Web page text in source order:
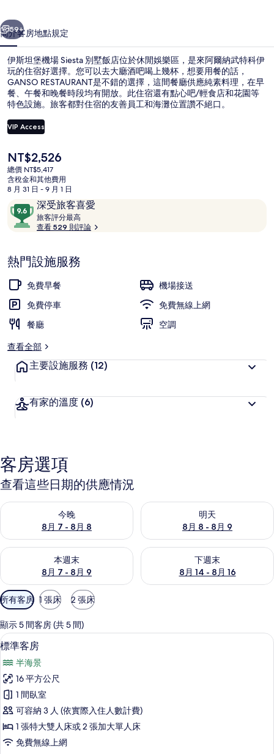
別
墅
飯
店
的
相
集
個 下一個
59+
簡介客房地點規定
伊斯坦堡機場 Siesta 別墅飯店位於休閒娛樂區，是來阿爾納武特科伊
玩的住宿好選擇。您可以去大廳酒吧喝上幾杯，想要用餐的話，
GANSO RESTAURANT是不錯的選擇，這間餐廳供應純素料理，在早
餐、午餐和晚餐時段均有開放。此住宿還有點心吧/輕食店和花園等
特色設施。旅客都對住宿的友善員工和海灘位置讚不絕口。
VIP Access
目
前
的
價
是
NT$2,526
NT$2,526
總價 NT$5,417
含稅金和其他費用
8 月 31 日 - 9 月 1 日
評
論
深受旅客喜愛
9.6
分，
滿
10，
深
受
旅
客
喜
旅客評分最高
客
查看 529 則評論
熱門設施服務
免費早餐
機場接送
免費停車
免費無線上網
餐廳
空調
查看全部
主要設施服務 (12)
有家的溫度 (6)
客房選項
查看這些日期的供應情況
今晚
8月 7 - 8月 8
查看今晚 (8月 7 - 8月 8) 的供應情況
明天
8月 8 - 8月 9
查看明天 (8月 8 - 8月 9) 的供
本週末
8月 7 - 8月 9
查看本週末 (8月 7 - 8月 9) 的供應情況
下週末
8月 14 - 8月 16
查看下週末 (8月 14 - 8月 16)
可
用
的
客
房
篩
選
條
件
所有客房 1 張床 2 張床
顯示 5 間客房 (共 5 間)
顯
標
準
客
房
的
標準客房 | 高級寢具、迷你吧、客房內
7
標準客房
半海景
16 平方公尺
1 間臥室
可容納 3 人 (依實際入住人數計費)
1 張特大雙人床或 2 張加大單人床
免費無線上網